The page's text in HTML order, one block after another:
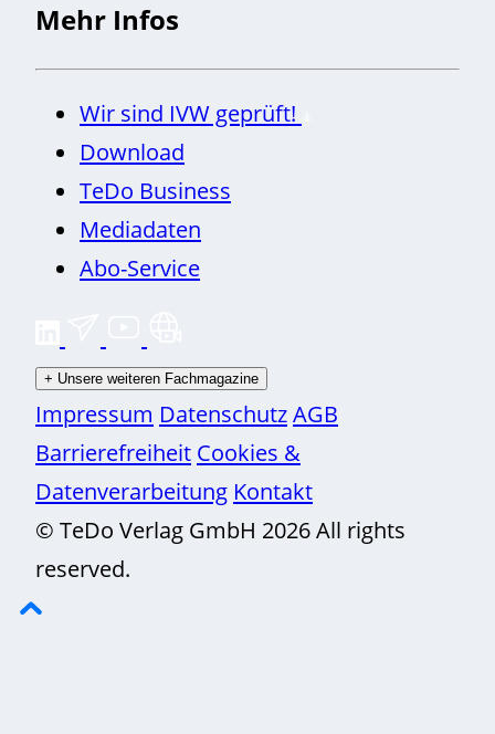
Mehr Infos
Wir sind IVW geprüft!
Download
TeDo Business
Mediadaten
Abo-Service
+ Unsere weiteren Fachmagazine
Impressum DatenschutzAGB
Barrierefreiheit Cookies &
Datenverarbeitung Kontakt
© TeDo Verlag GmbH 2026 All rights
reserved.